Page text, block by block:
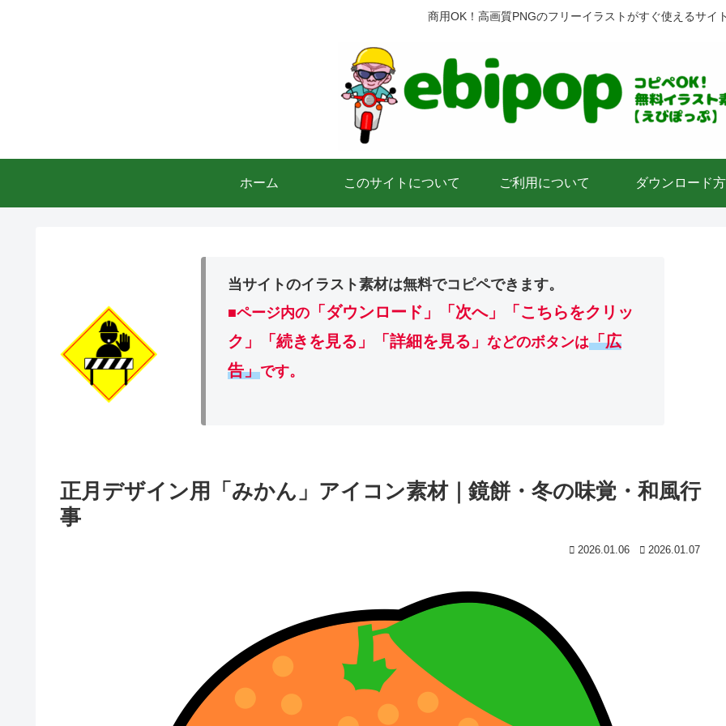
商用OK！高画質PNGのフリーイラストがすぐ使えるサイ
ホーム このサイトについて ご利用について ダウンロード
当サイトのイラスト素材は無料でコピペできます。
■ページ内の 「ダウンロード」
「次へ」「こちらをクリッ
ク」「続きを見る」「詳細を見る」などのボタンは「広
告」です。
正月デザイン用「みかん」アイコン素材｜鏡餅・冬の味覚・和風行
事
2026.01.06 2026.01.07